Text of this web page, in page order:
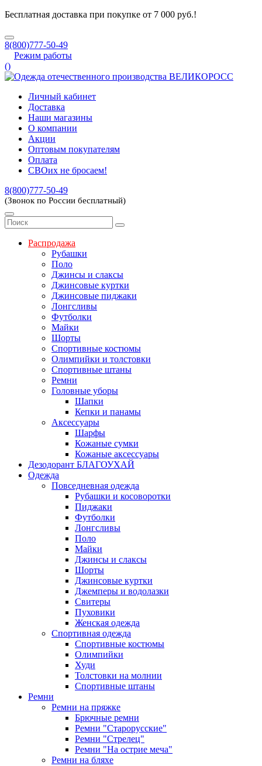
Бесплатная доставка при покупке от 7 000 руб.!
8(800)777-50-49
Режим работы
()
Личный кабинет
Доставка
Наши магазины
О компании
Акции
Оптовым покупателям
Оплата
СВОих не бросаем!
8(800)777-50-49
(Звонок по России бесплатный)
Распродажа
Рубашки
Поло
Джинсы и слаксы
Джинсовые куртки
Джинсовые пиджаки
Лонгсливы
Футболки
Майки
Шорты
Спортивные костюмы
Олимпийки и толстовки
Спортивные штаны
Ремни
Головные уборы
Шапки
Кепки и панамы
Аксессуары
Шарфы
Кожаные сумки
Кожаные аксессуары
Дезодорант БЛАГОУХАЙ
Одежда
Повседневная одежда
Рубашки и косоворотки
Пиджаки
Футболки
Лонгсливы
Поло
Майки
Джинсы и слаксы
Шорты
Джинсовые куртки
Джемперы и водолазки
Свитеры
Пуховики
Женская одежда
Спортивная одежда
Спортивные костюмы
Олимпийки
Худи
Толстовки на молнии
Спортивные штаны
Ремни
Ремни на пряжке
Брючные ремни
Ремни "Старорусские"
Ремни "Стрелец"
Ремни "На острие меча"
Ремни на бляхе